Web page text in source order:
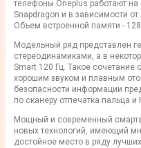
телефоны Oneplus работают
Snapdragon и в зависимости
Объем встроенной памяти -
Модельный ряд представлен
стереодинамиками, а в
Smart 120 Гц. Такое сочетание
хорошим звуком и плавным
безопасности информации
по сканеру отпечатка пальца и
Мощный и современный
новых технологий, имеющий
достойное место в ряду